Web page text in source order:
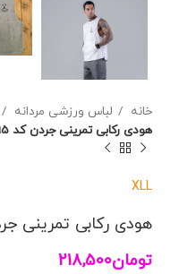
خانه لباس ورزشی مردانه
هودی رکابی تمرینی جردن کد 1395
L
XL
هودی رکابی تمرینی جردن
تومان218,500